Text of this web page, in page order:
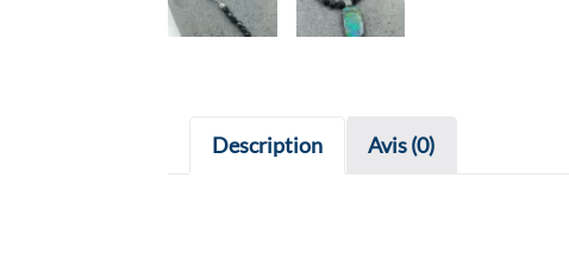
Description Avis (0)